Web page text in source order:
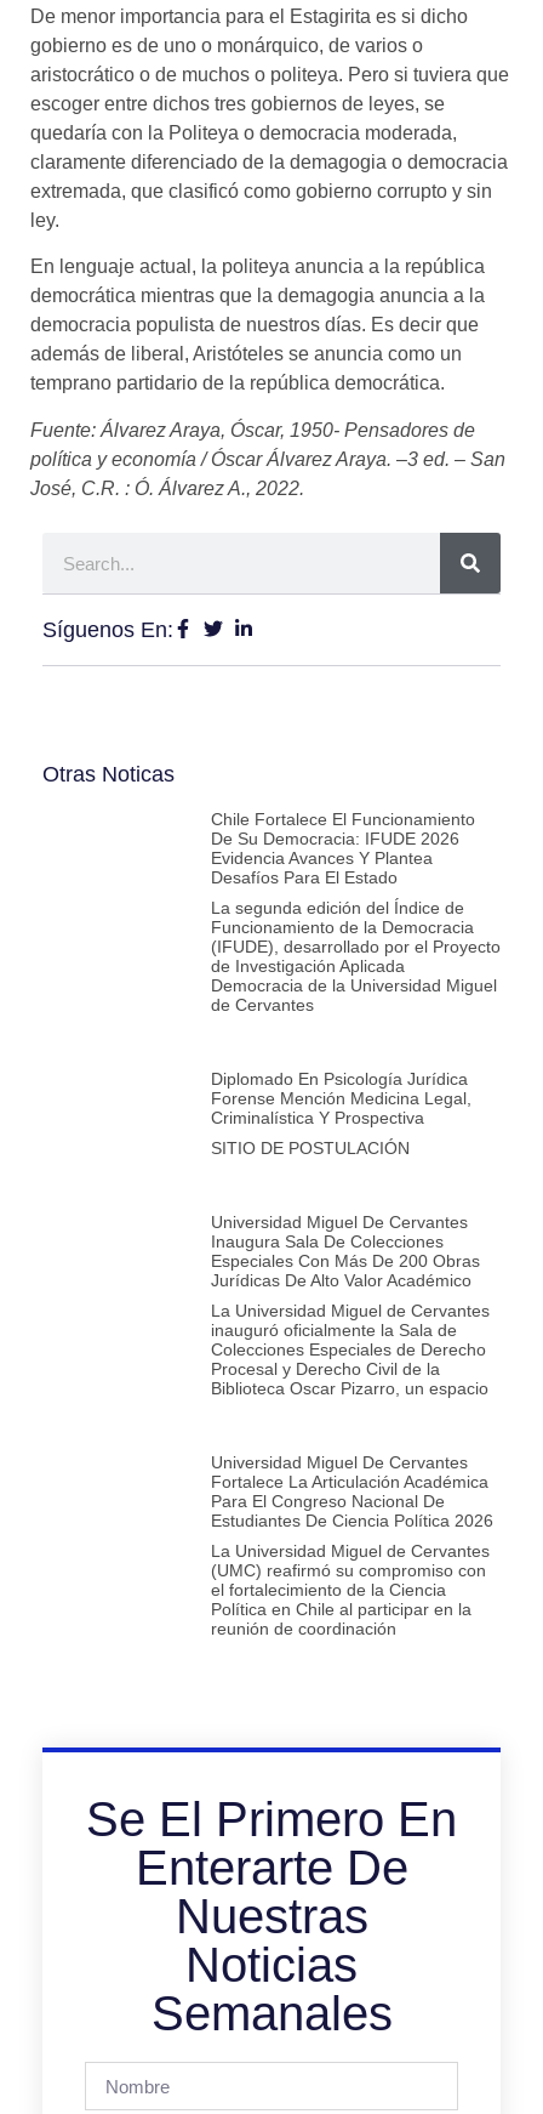
De menor importancia para el Estagirita es si dicho
gobierno es de uno o monárquico, de varios o
aristocrático o de muchos o politeya. Pero si tuviera que
escoger entre dichos tres gobiernos de leyes, se
quedaría con la Politeya o democracia moderada,
claramente diferenciado de la demagogia o democracia
extremada, que clasificó como gobierno corrupto y sin
ley.
En lenguaje actual, la politeya anuncia a la república
democrática mientras que la demagogia anuncia a la
democracia populista de nuestros días. Es decir que
además de liberal, Aristóteles se anuncia como un
temprano partidario de la república democrática.
Fuente: Álvarez Araya, Óscar, 1950- Pensadores de
política y economía / Óscar Álvarez Araya. –3 ed. – San
José, C.R. : Ó. Álvarez A., 2022.
Síguenos En:
Otras Noticas
Chile Fortalece El Funcionamiento
De Su Democracia: IFUDE 2026
Evidencia Avances Y Plantea
Desafíos Para El Estado
La segunda edición del Índice de
Funcionamiento de la Democracia
(IFUDE), desarrollado por el Proyecto
de Investigación Aplicada
Democracia de la Universidad Miguel
de Cervantes
Diplomado En Psicología Jurídica
Forense Mención Medicina Legal,
Criminalística Y Prospectiva
SITIO DE POSTULACIÓN
Universidad Miguel De Cervantes
Inaugura Sala De Colecciones
Especiales Con Más De 200 Obras
Jurídicas De Alto Valor Académico
La Universidad Miguel de Cervantes
inauguró oficialmente la Sala de
Colecciones Especiales de Derecho
Procesal y Derecho Civil de la
Biblioteca Oscar Pizarro, un espacio
Universidad Miguel De Cervantes
Fortalece La Articulación Académica
Para El Congreso Nacional De
Estudiantes De Ciencia Política 2026
La Universidad Miguel de Cervantes
(UMC) reafirmó su compromiso con
el fortalecimiento de la Ciencia
Política en Chile al participar en la
reunión de coordinación
Se El Primero En
Enterarte De
Nuestras
Noticias
Semanales